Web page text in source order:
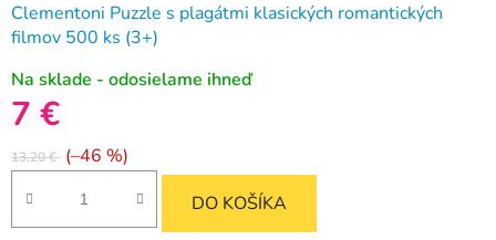
Clementoni Puzzle s plagátmi klasických romantických
filmov 500 ks (3+)
Na sklade - odosielame ihneď
7 €
13,20 € (–46 %)
DO KOŠÍKA